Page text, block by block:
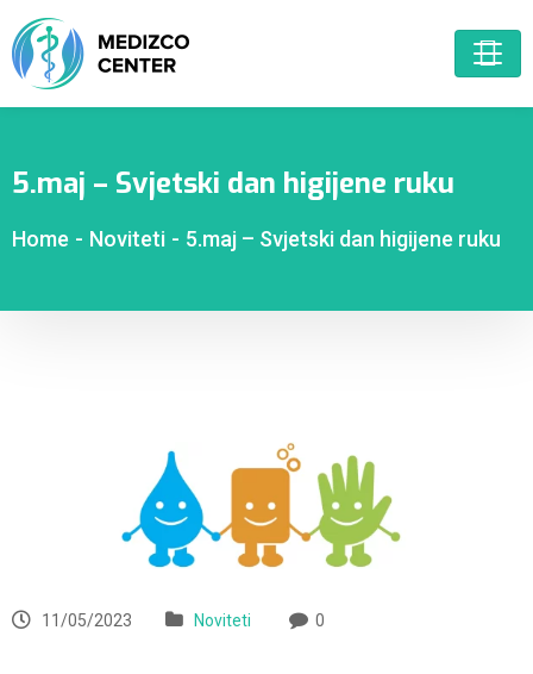
5.maj – Svjetski dan higijene ruku
Home - Noviteti - 5.maj – Svjetski dan higijene ruku
11/05/2023 Noviteti 0